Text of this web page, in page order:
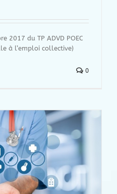
2017 du TP ADVD POEC
à l’emploi collective)
0